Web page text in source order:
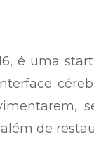
é uma
de